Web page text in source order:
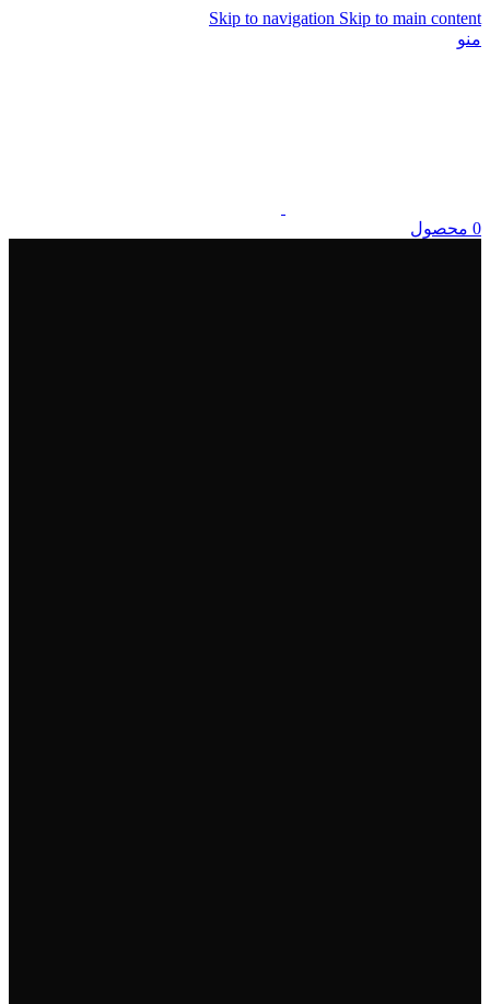
Skip to navigation Skip to main content
منو
0 محصول